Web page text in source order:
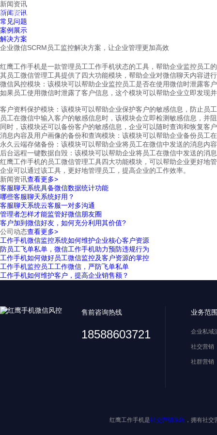
红鹰工作手机
新闻资讯
新闻资讯
常见问题
案例展示
解决方案
企业微信SCRM员工监控解决方案，让企业管理更加高效
红鹰工作手机是一款管理员工工作手机状态的工具，帮助企业监控员工
其员工微信管理工具提供了四大功能模块，帮助企业对微信聊天内容进
微信风控模块：该模块可以帮助企业监控员工是否在使用微信时泄露客
如果员工使用微信时泄露了客户信息，这个模块可以帮助企业立即发现
客户资料保护模块：该模块可以帮助企业保护客户的敏感信息，防止员
员工在微信中输入客户的敏感信息时，该模块会立即检测敏感信息，并
同时，该模块还可以备份客户的敏感信息，企业可以随时查询和恢复客
消息内容及用户画像的备份和查询模块：该模块可以帮助企业备份员工
永久云端存储备份：该模块可以帮助企业将员工在微信中发送的消息内
后台远程一键数据自毁：该模块可以帮助企业将员工在微信中发送的消
红鹰工作手机的员工微信管理工具四大功能模块，可以帮助企业更好地
企业可以通过该工具，更好地管理员工，提高企业的工作效率。
新闻资讯查看更多>
客服聊天系统具备微信数据统计功能
哪些客服聊天系统好用？
客服聊天系统云客服一对多沟通
管理者怎样才能监管好微信朋友圈
客户加到微信好友，如何充分利用其价值?
公司动态查看更多>
工作手机微信监控系统如何维护企业核心客户资源
防员工飞单私单，微信工作手机助力预防违规行为
工作手机如何做好员工微信监控及客户资源的掌控
工作手机监控员工工作微信，严防飞单私单
工作手机如何维护客户，提高企业销售额？
售前咨询热线
18588603721
业务范
企业私域
社交营销
社群营销
红鹰工作手机是社交营销系统 ，拥有社